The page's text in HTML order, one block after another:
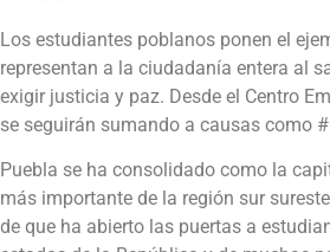
Los estudiantes poblanos ponen el
representan a la ciudadanía entera al
exigir justicia y paz. Desde el Centro
se seguirán sumando a causas como
Puebla se ha consolidado como la
más importante de la región sur
de que ha abierto las puertas a